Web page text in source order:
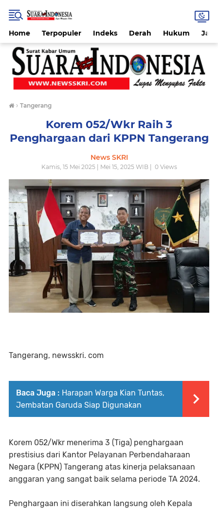
Home Terpopuler Indeks Derah Hukum
› Tangerang
Korem 052/Wkr Raih 3
Penghargaan dari KPPN Tangerang
News SKRI
Kamis, 15 Mei 2025 | Mei 15, 2025 WIB | 0Views
Tangerang, newsskri. com
Baca Juga : Harapan Warga Kian Tuntas,
Jembatan Garuda Siap Digunakan
Korem 052/Wkr menerima 3 (Tiga) penghargaan
prestisius dari Kantor Pelayanan Perbendaharaan
Negara (KPPN) Tangerang atas kinerja pelaksanaan
anggaran yang sangat baik selama periode TA 2024.
Penghargaan ini diserahkan langsung oleh Kepala